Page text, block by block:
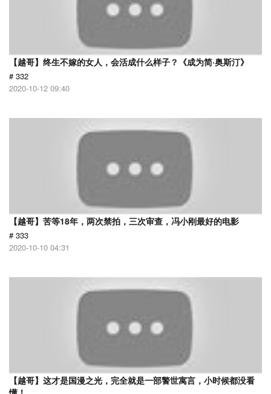
【越哥】终生不嫁的女人，会活成什么样子？《成为简·奥斯汀》
# 332
2020-10-12 09:40
【越哥】苦等18年，两次禁拍，三次审查，冯小刚最好的电影
# 333
2020-10-10 04:31
【越哥】这才是国漫之光，完全就是一部警世寓言，小时候都没看